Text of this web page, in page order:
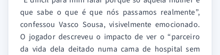
que sabe o que é que nós passamos realmente”,
confessou Vasco Sousa, visivelmente emocionado.
O jogador descreveu o impacto de ver o “parceiro
da vida dela deitado numa cama de hospital sem